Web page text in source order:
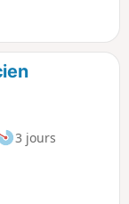
3 jours